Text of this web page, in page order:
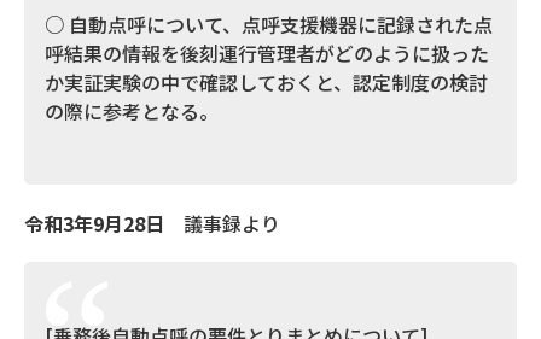
○ 自動点呼について、点呼支援機器に記録された点
呼結果の情報を後刻運行管理者がどのように扱った
か実証実験の中で確認しておくと、認定制度の検討
の際に参考となる。
令和3年9月28日 議事録より